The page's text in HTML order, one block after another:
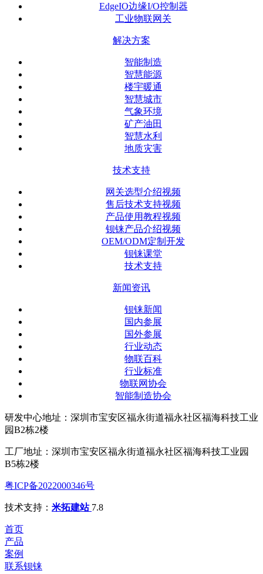
EdgeIO边缘I/O控制器
工业物联网关
解决方案
智能制造
智慧能源
楼宇暖通
智慧城市
气象环境
矿产油田
智慧水利
地质灾害
技术支持
网关选型介绍视频
售后技术支持视频
产品使用教程视频
钡铼产品介绍视频
OEM/ODM定制开发
钡铼课堂
技术支持
新闻资讯
钡铼新闻
国内参展
国外参展
行业动态
物联百科
行业标准
物联网协会
智能制造协会
研发中心地址：深圳市宝安区福永街道福永社区福海科技工业
园B2栋2楼
工厂地址：深圳市宝安区福永街道福永社区福海科技工业园
B5栋2楼
粤ICP备2022000346号
技术支持： 米拓建站 7.8
首页
产品
案例
联系钡铼